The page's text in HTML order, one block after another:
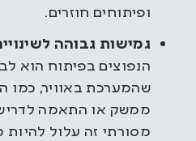
ופיתוחים חוזרים.
גמישות גבוהה
הנפוצים בפיתוח הוא
שהמערכת באוויר, כמו
ממשק או התאמה
מסורתי זה עלול להיות